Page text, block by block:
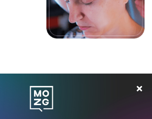
возвращаем здоровье